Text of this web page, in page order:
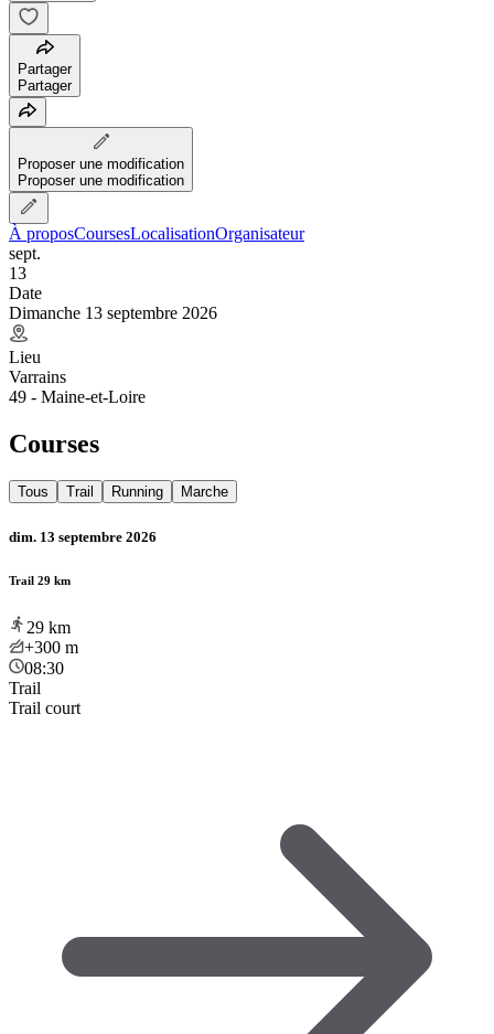
Partager
Partager
Proposer une modification
Proposer une modification
À proposCoursesLocalisationOrganisateur
sept.
13
Date
Dimanche 13 septembre 2026
Lieu
Varrains
49 - Maine-et-Loire
Courses
Tous Trail Running Marche
dim. 13 septembre 2026
Trail 29 km
29 km
+300 m
08:30
Trail
Trail court